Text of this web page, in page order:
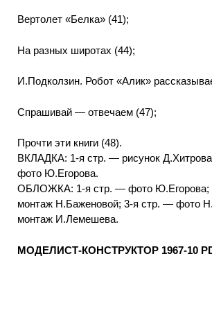
Вертолет «Белка» (41);
На разных широтах (44);
И.Подколзин. Робот «Алик»
Спрашивай — отвечаем (47);
Прочти эти книги (48).
ВКЛАДКА: 1-я стр. — рисунок
фото Ю.Егорова.
ОБЛОЖКА: 1-я стр. — фото Ю.Егорова;
монтаж Н.Баженовой; 3-я стр. — фото
монтаж И.Лемешева.
МОДЕЛИСТ-КОНСТРУКТОР 1967-10